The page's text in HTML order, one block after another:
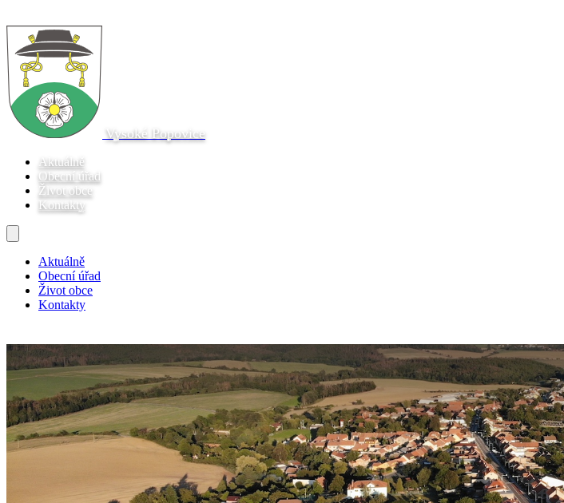
Vysoké Popovice
Aktuálně
Obecní úřad
Život obce
Kontakty
Aktuálně
Obecní úřad
Život obce
Kontakty